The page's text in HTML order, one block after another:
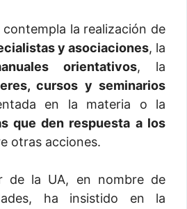
la realización de
y asociaciones, la
orientativos, la
cursos y seminarios
en la materia o la
que den respuesta a los
otras acciones.
de la UA, en nombre de
ha insistido en la